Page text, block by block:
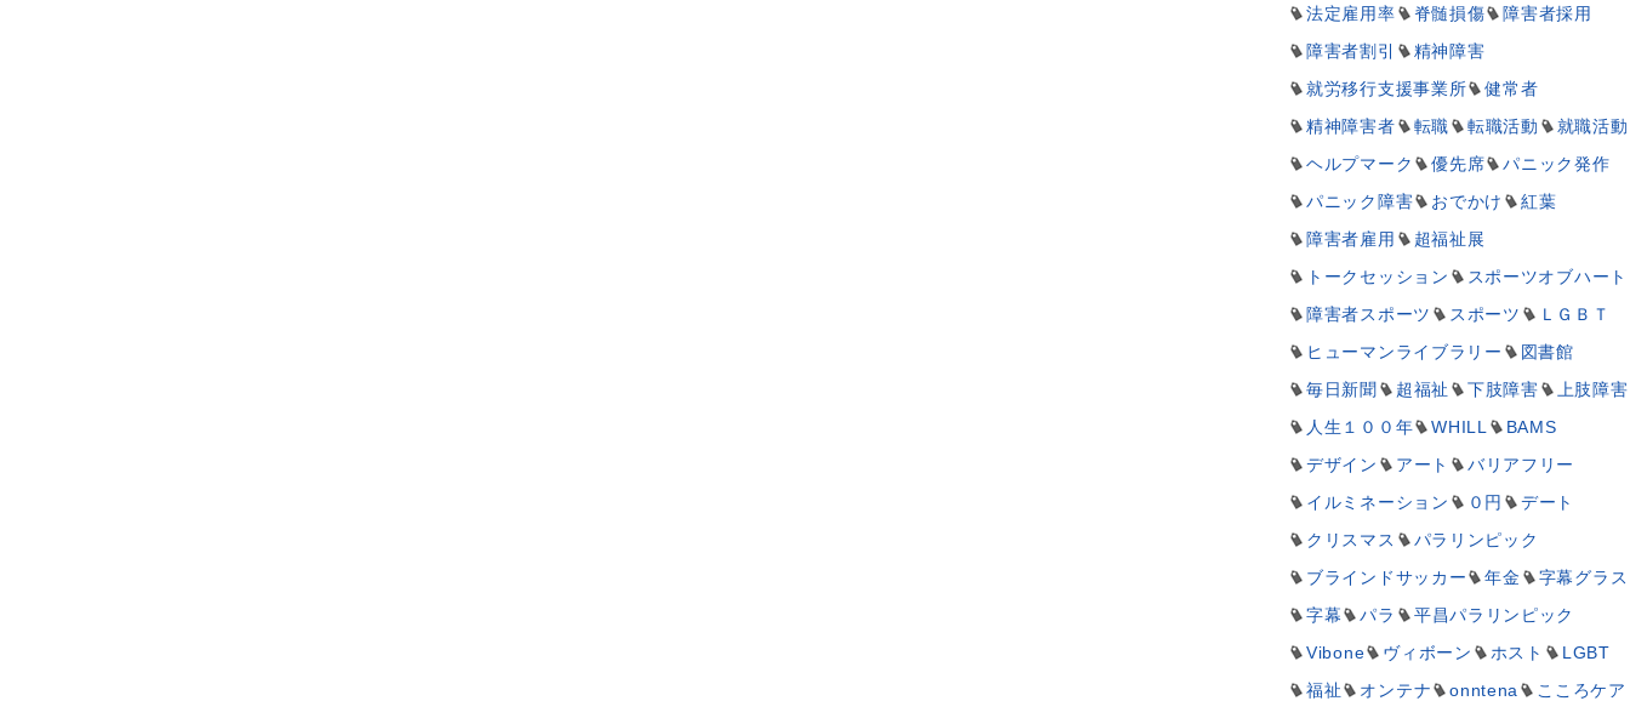
法定雇用率
脊髄損傷
障害者採用
障害者割引
精神障害
就労移行支援事業所
健常者
精神障害者
転職 転職活動
就職活動
ヘルプマーク
優先席
パニック発作
パニック障害
おでかけ
紅葉
障害者雇用
超福祉展
トークセッション
スポーツオブハート
障害者スポーツ
スポーツ
ＬＧＢＴ
ヒューマンライブラリー
図書館
毎日新聞
超福祉 下肢障害
上肢障害
人生１００年
WHILL
BAMS
デザイン
アート
バリアフリー
イルミネーション
０円
デート
クリスマス
パラリンピック
ブラインドサッカー
年金
字幕グラス
字幕
パラ
平昌パラリンピック
Vibone
ヴィボーン ホスト
LGBT
福祉
オンテナ onntena
こころケア